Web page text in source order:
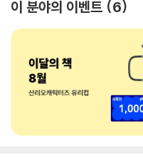
이 분야의 이벤트 6